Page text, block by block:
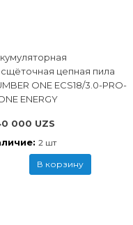
цепная пила
ONE ECS18/3.0-PRO-
ENERGY
000 UZS
2 шт
В корзину